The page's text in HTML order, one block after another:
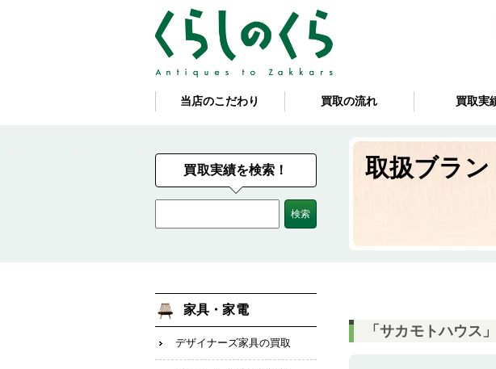
当店のこだわり 買取の流れ 買取実
取扱ブラン
「サカモトハウス
買取実績を検索！
家具・家電
デザイナーズ家具の買取